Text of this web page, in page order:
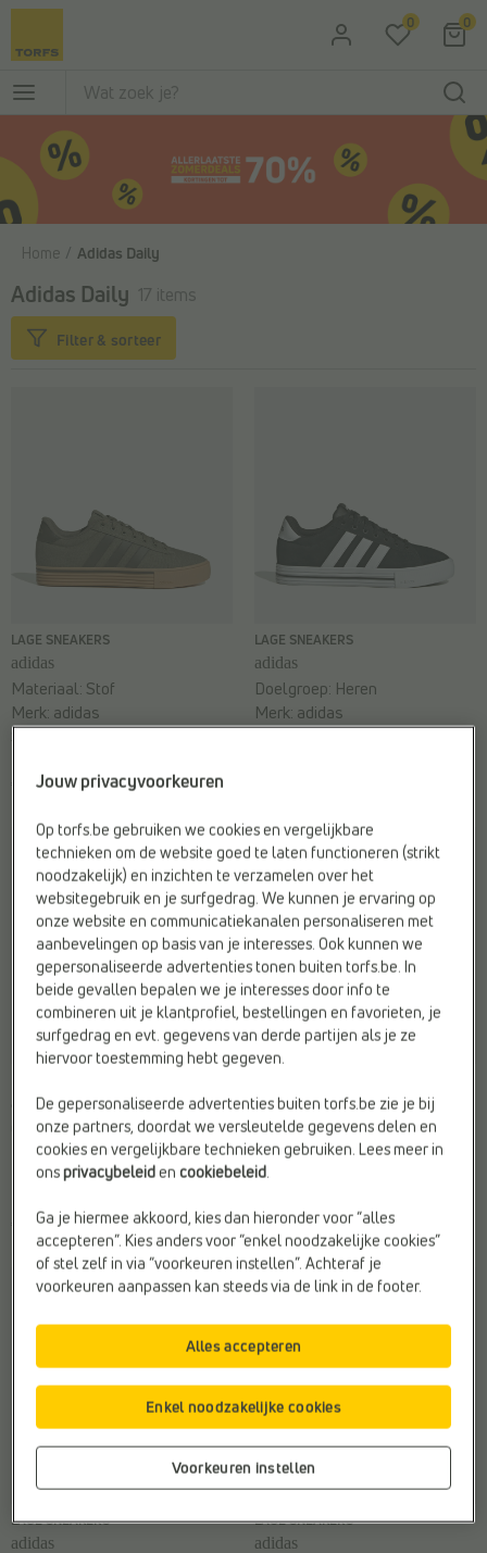
Ga naar de hoofdinhoud 0 0
Home Adidas Daily
Adidas Daily 17 items
Filter & sorteer
LAGE SNEAKERS
adidas
€ 69,99
Materiaal: Stof
Merk: adidas
LAGE SNEAKERS
adidas
Doelgroep: Heren
Merk: adidas
adidas
€ 69,99
Geschikt voor steunzolen:Ja
Kleur:Grijs
Type2:Sneakers
adidas
€ 69,99
Kleur:Zwart
Merk:adidas
Web-Only:
LAGE SNEAKERS
adidas
LAGE SNEAKERS
adidas
Jouw privacyvoorkeuren
Op torfs.be gebruiken we cookies en vergelijkbare
technieken om de website goed te laten functioneren (strikt
noodzakelijk) en inzichten te verzamelen over het
websitegebruik en je surfgedrag. We kunnen je ervaring op
onze website en communicatiekanalen personaliseren met
aanbevelingen op basis van je interesses. Ook kunnen we
gepersonaliseerde advertenties tonen buiten torfs.be. In
beide gevallen bepalen we je interesses door info te
combineren uit je klantprofiel, bestellingen en favorieten, je
surfgedrag en evt. gegevens van derde partijen als je ze
hiervoor toestemming hebt gegeven.
De gepersonaliseerde advertenties buiten torfs.be zie je bij
onze partners, doordat we versleutelde gegevens delen en
cookies en vergelijkbare technieken gebruiken. Lees meer in
onsprivacybeleidencookiebeleid.
Ga je hiermee akkoord, kies dan hieronder voor “alles
accepteren”. Kies anders voor “enkel noodzakelijke cookies”
of stel zelf in via “voorkeuren instellen”. Achteraf je
voorkeuren aanpassen kan steeds via de link in de footer.
Voorkeuren instellen
Enkel noodzakelijke cookies
Alles accepteren